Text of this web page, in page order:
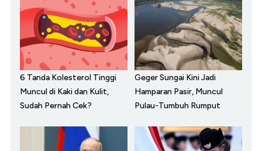
6 Tanda Kolesterol Tinggi
Muncul di Kaki dan Kulit,
Sudah Pernah Cek?
Geger Sungai Kini Jadi
Hamparan Pasir, Muncul
Pulau-Tumbuh Rumput